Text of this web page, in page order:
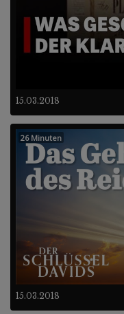
15.03.2018
15.03.2018
26 Minuten